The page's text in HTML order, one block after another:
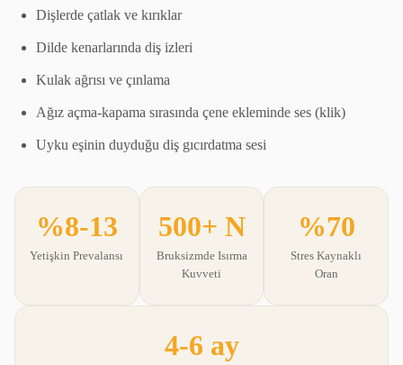
Dişlerde çatlak ve kırıklar
Dilde kenarlarında diş izleri
Kulak ağrısı ve çınlama
Ağız açma-kapama sırasında çene ekleminde ses (klik)
Uyku eşinin duyduğu diş gıcırdatma sesi
%8-13
Yetişkin Prevalansı
500+ N
Bruksizmde Isırma
Kuvveti
%70
Stres Kaynaklı
Oran
4-6 ay